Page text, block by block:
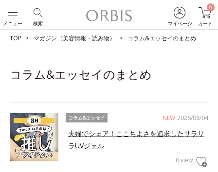
マイページ
0
カート
検索
メニュー
TOP マガジン（美容情報・読み物） コラム&エッセイのまとめ
コラム&エッセイのまとめ
NEW 2026/08/04
コラム&エッセイ
夫婦でシェア！ここちよさを追求したサラサ
ラUVジェル
0 view